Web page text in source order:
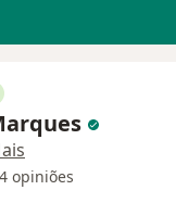
opiniões